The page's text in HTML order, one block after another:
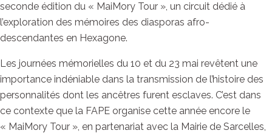
seconde édition du « MaiMory Tour », un circuit dédié à
l’exploration des mémoires des diasporas afro-
descendantes en Hexagone.
Les journées mémorielles du 10 et du 23 mai revêtent une
importance indéniable dans la transmission de l’histoire des
personnalités dont les ancêtres furent esclaves. C’est dans
ce contexte que la FAPE organise cette année encore le
« MaiMory Tour », en partenariat avec la Mairie de Sarcelles,